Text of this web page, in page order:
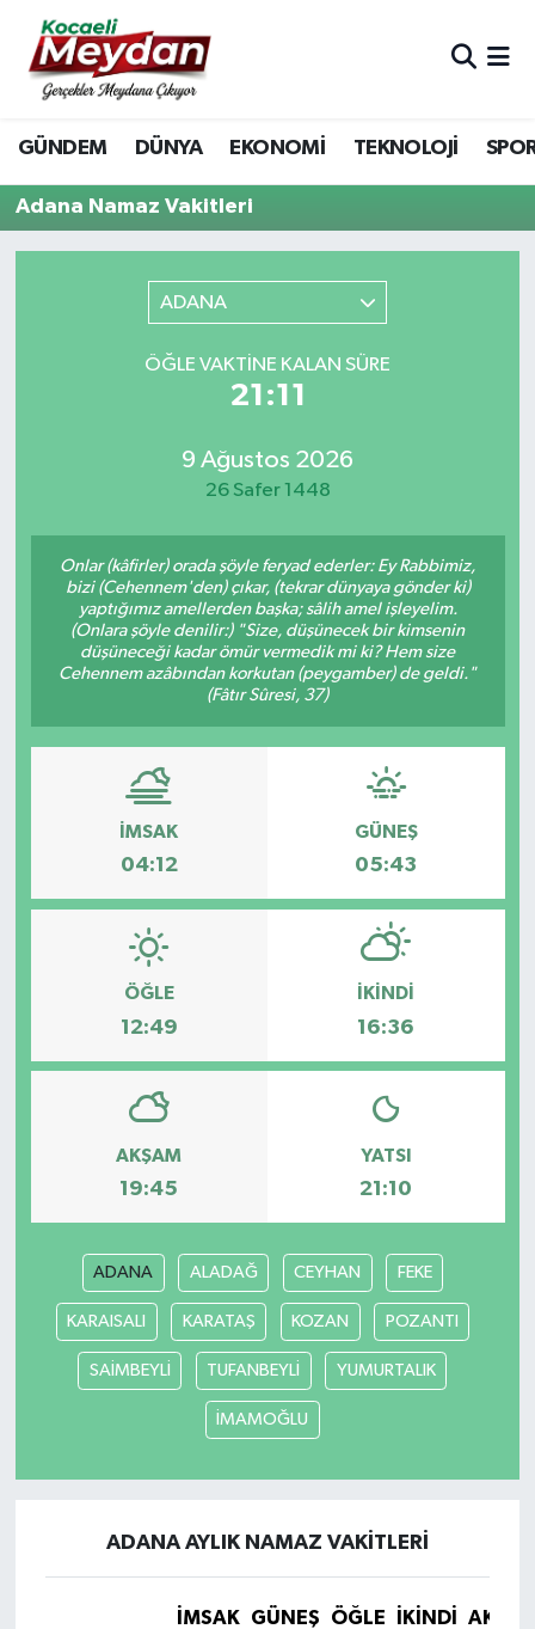
GÜNDEM DÜNYA EKONOMİ TEKNOLOJİ
Adana Namaz Vakitleri
ADANA
ÖĞLE VAKTINE KALAN SÜRE
21:11
9 Ağustos 2026
26 Safer 1448
Onlar (kâfirler) orada şöyle feryad ederler: Ey Rabbimiz,
bizi (Cehennem'den) çıkar, (tekrar dünyaya gönder ki)
yaptığımız amellerden başka; sâlih amel işleyelim.
(Onlara şöyle denilir:) "Size, düşünecek bir kimsenin
düşüneceği kadar ömür vermedik mi ki? Hem size
Cehennem azâbından korkutan (peygamber) de geldi."
(Fâtır Sûresi, 37)
İMSAK
04:12
GÜNEŞ
05:43
ÖĞLE
12:49
İKINDI
16:36
AKŞAM
19:45
YATSI
21:10
ADANA ALADAĞ CEYHAN FEKE
KARAISALI KARATAŞ KOZAN POZANTI
SAİMBEYLİ TUFANBEYLİ YUMURTALIK
İMAMOĞLU
ADANA AYLIK NAMAZ VAKITLERI
İMSAK GÜNEŞ ÖĞLE İKINDI
Nöbetçi Eczaneler
Hava Durumu
Trafik Durumu
Son Dakika Haberleri